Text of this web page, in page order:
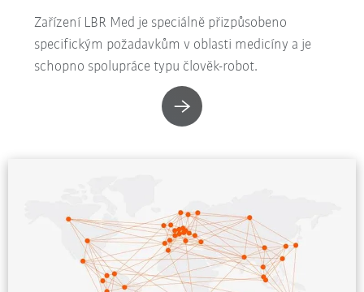
Zařízení LBR Med je speciálně přizpůsobeno
specifickým požadavkům v oblasti medicíny a je
schopno spolupráce typu člověk-robot.